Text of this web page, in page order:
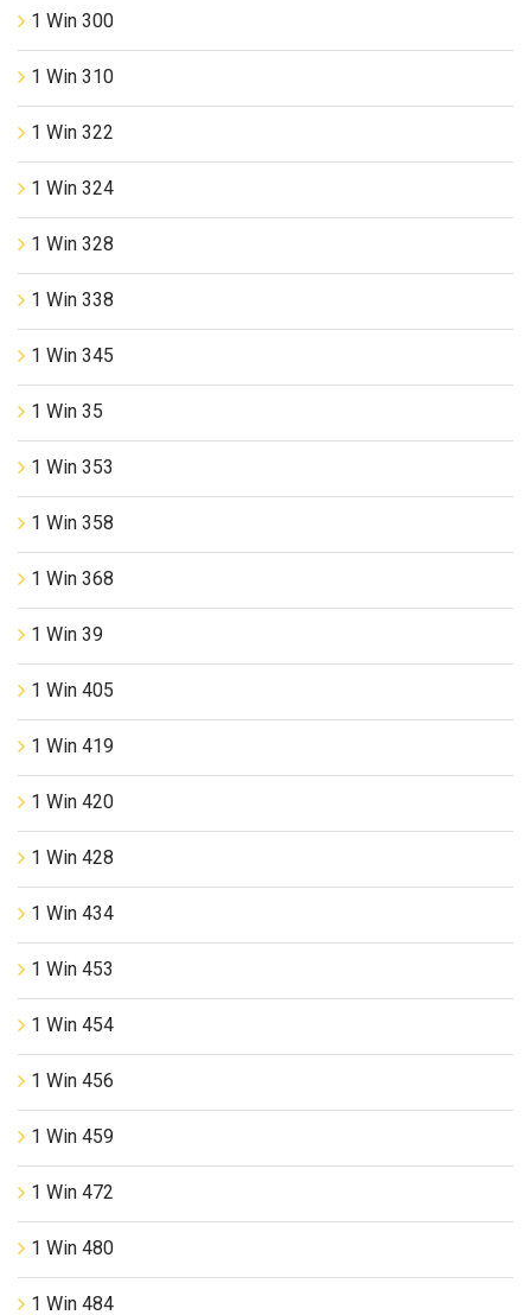
1 Win 300
1 Win 310
1 Win 322
1 Win 324
1 Win 328
1 Win 338
1 Win 345
1 Win 35
1 Win 353
1 Win 358
1 Win 368
1 Win 39
1 Win 405
1 Win 419
1 Win 420
1 Win 428
1 Win 434
1 Win 453
1 Win 454
1 Win 456
1 Win 459
1 Win 472
1 Win 480
1 Win 484